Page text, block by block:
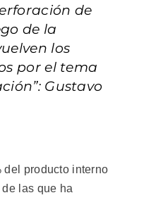
de
de la
los
por el tema
Gustavo
del producto interno
las que ha